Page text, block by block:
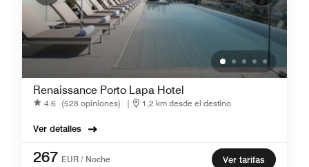
Renaissance Porto Lapa Hotel
4.6 (528 opiniones) | 1,2 km desde el destino
Ver detalles
267 EUR / Noche
Ver tarifas